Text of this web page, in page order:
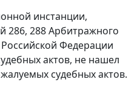
инстанции,
286, 288Арбитражного
Федерации
актов, не нашел
судебных актов.